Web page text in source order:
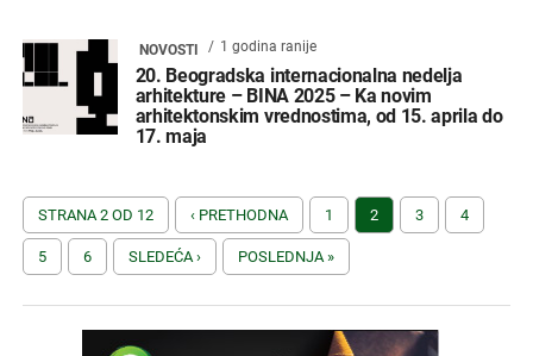
NOVOSTI 1 godina ranije
20. Beogradska internacionalna nedelja
arhitekture – BINA 2025 – Ka novim
arhitektonskim vrednostima, od 15. aprila do
17. maja
STRANA 2 OD 12 ‹ PRETHODNA 1 2 3 4
5 6 SLEDEĆA › POSLEDNJA »